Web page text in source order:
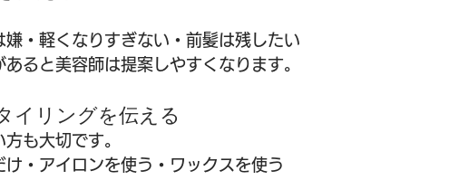
嫌・軽くなりすぎない・前髪は残したい
あると美容師は提案しやすくなります。
イリングを伝える
も大切です。
け・アイロンを使う・ワックスを使う